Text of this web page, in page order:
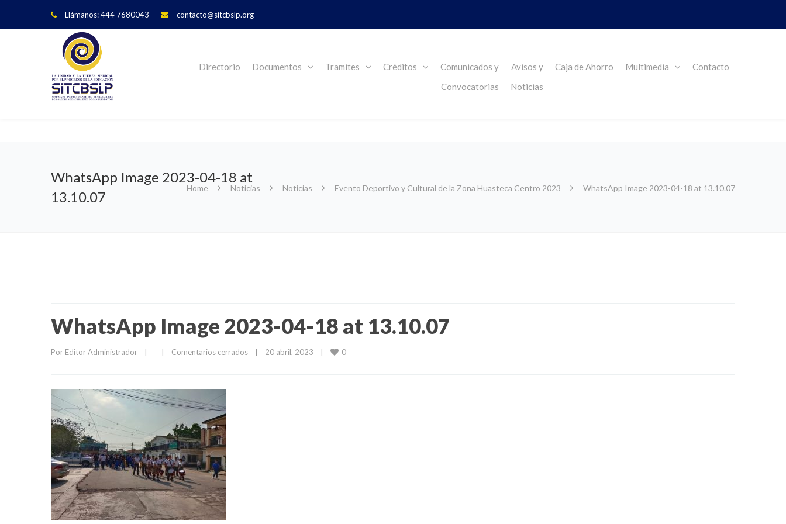
Llámanos: 444 7680043 contacto@sitcbslp.org
Directorio Documentos Tramites Créditos
Comunicados y
Convocatorias
Avisos y
Noticias
Caja de Ahorro Multimedia Contacto
WhatsApp Image 2023-04-18 at
13.10.07
Home Noticias Noticias Evento Deportivo y Cultural de la Zona Huasteca Centro 2023 WhatsApp Image 2023-04-18 at 13.10.07
WhatsApp Image 2023-04-18 at 13.10.07
Por Editor Administrador | | Comentarios cerrados | 20 abril, 2023 | 0